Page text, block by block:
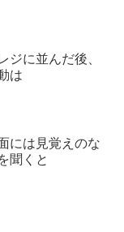
ジに並んだ後、
は
には見覚えのな
聞くと